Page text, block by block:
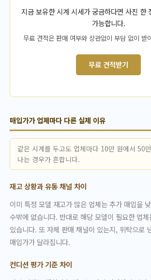
지금 보유한 시계 시세가 궁금하다면 사진 한
가능합니다.
무료 견적은 판매 여부와 상관없이 부담 없이 받
무료 견적받기
매입가가 업체마다 다른 실제 이유
같은 시계를 두고도 업체마다 10만 원에서 50
나는 경우가 흔합니다.
재고 상황과 유통 채널 차이
이미 특정 모델 재고가 많은 업체는 추가 매입을
수밖에 없습니다. 반대로 해당 모델이 필요한 업
있습니다. 또 자체 판매 채널이 있는지, 위탁으로
매입가가 달라집니다.
컨디션 평가 기준 차이